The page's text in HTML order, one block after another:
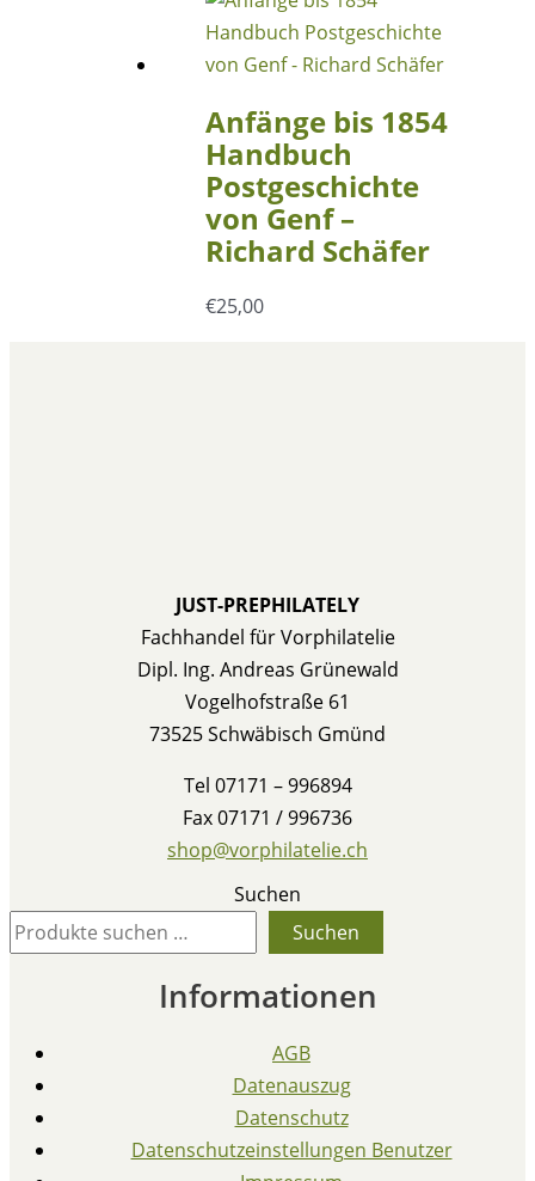
Anfänge bis 1854
Handbuch
Postgeschichte
von Genf –
Richard Schäfer
€25,00
JUST-PREPHILATELY
Fachhandel für Vorphilatelie
Dipl. Ing. Andreas Grünewald
Vogelhofstraße 61
73525 Schwäbisch Gmünd
Tel 07171 – 996894
Fax 07171 / 996736
shop@vorphilatelie.ch
Suchen
Suchen
Informationen
AGB
Datenauszug
Datenschutz
Datenschutzeinstellungen Benutzer